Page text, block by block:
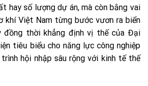
hay số lượng dự án, mà còn bằng vai
khí Việt Nam từng bước vươn ra biển
đồng thời khẳng định vị thế của Đại
tiêu biểu cho năng lực công nghiệp
hội nhập sâu rộng với kinh tế thế